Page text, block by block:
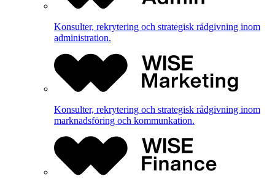
Konsulter, rekrytering och strategisk rådgivning inom
administration.
Konsulter, rekrytering och strategisk rådgivning inom
marknadsföring och kommunkation.